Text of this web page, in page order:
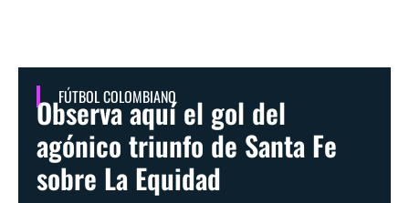
FÚTBOL COLOMBIANO
Observa aquí el gol del
agónico triunfo de Santa Fe
sobre La Equidad